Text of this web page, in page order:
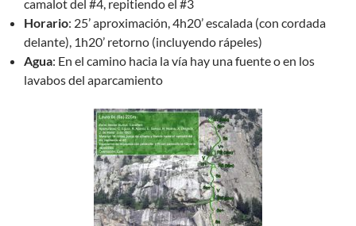
camalot del #4, repitiendo el #3
Horario: 25’ aproximación, 4h20’ escalada (con cordada
delante), 1h20’ retorno (incluyendo rápeles)
Agua: En el camino hacia la vía hay una fuente o en los
lavabos del aparcamiento